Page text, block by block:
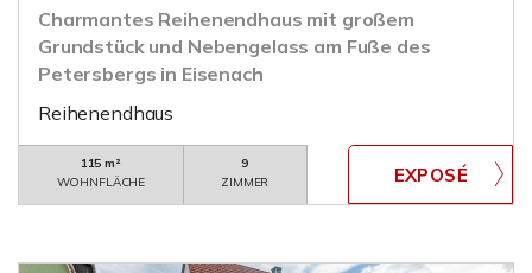
Charmantes Reihenendhaus mit großem
Grundstück und Nebengelass am Fuße des
Petersbergs in Eisenach
Reihenendhaus
115 m²
WOHNFLÄCHE
9
ZIMMER